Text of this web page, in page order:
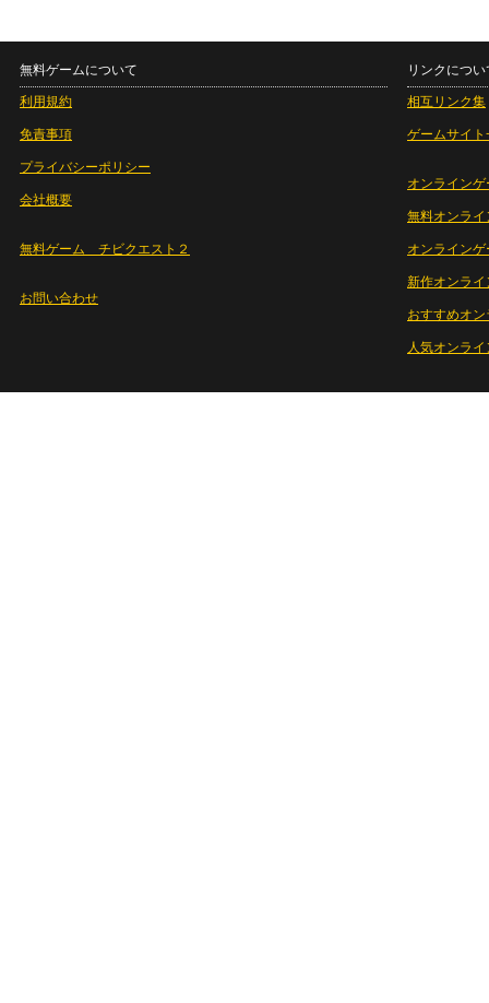
無料ゲームについて
利用規約
免責事項
プライバシーポリシー
会社概要
無料ゲーム チビクエスト２
お問い合わせ
リンクについ
相互リンク集
ゲームサイト
オンラインゲ
無料オンライ
オンライン
新作オンライ
おすすめオ
人気オンラ